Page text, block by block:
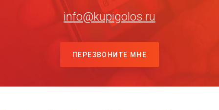
info@kupigolos.ru
ПЕРЕЗВОНИТЕ МНЕ